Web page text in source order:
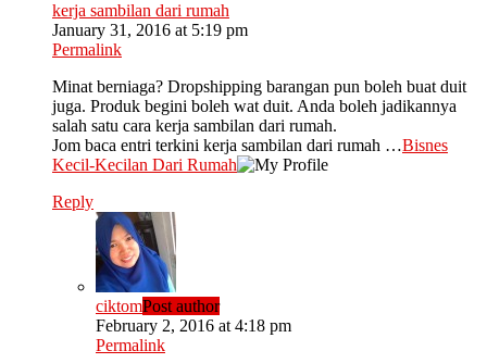
kerja sambilan dari rumah
January 31, 2016 at 5:19 pm
Permalink
Minat berniaga? Dropshipping barangan pun boleh buat duit
juga. Produk begini boleh wat duit. Anda boleh jadikannya
salah satu cara kerja sambilan dari rumah.
Jom baca entri terkini kerja sambilan dari rumah …Bisnes
Kecil-Kecilan Dari Rumah
Reply
ciktomPost author
February 2, 2016 at 4:18 pm
Permalink